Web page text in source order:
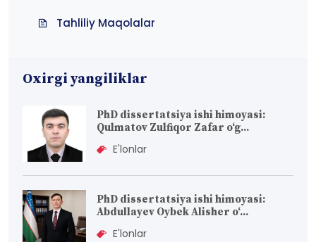
Tahliliy Maqolalar
Oxirgi yangiliklar
PhD dissertatsiya ishi himoyasi:
Qulmatov Zulfiqor Zafar o‘g...
E'lonlar
PhD dissertatsiya ishi himoyasi:
Abdullayev Oybek Alisher o‘...
E'lonlar